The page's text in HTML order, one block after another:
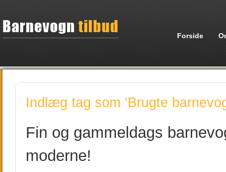
Forside
Indlæg tag som ‘Brugte
Fin og gammeldags
moderne!